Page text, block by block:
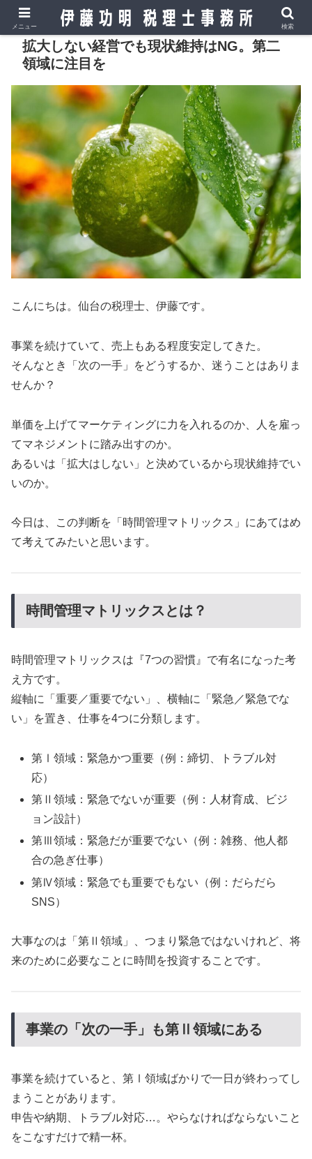
拡大しない経営でも現状維持はNG。第二
領域に注目を
こんにちは。仙台の税理士、伊藤です。
事業を続けていて、売上もある程度安定してきた。
そんなとき「次の一手」をどうするか、迷うことはありま
せんか？
単価を上げてマーケティングに力を入れるのか、人を雇っ
てマネジメントに踏み出すのか。
あるいは「拡大はしない」と決めているから現状維持でい
いのか。
今日は、この判断を「時間管理マトリックス」にあてはめ
て考えてみたいと思います。
時間管理マトリックスとは？
時間管理マトリックスは『7つの習慣』で有名になった考
え方です。
縦軸に「重要／重要でない」、横軸に「緊急／緊急でな
い」を置き、仕事を4つに分類します。
第Ⅰ領域：緊急かつ重要（例：締切、トラブル対
応）
第Ⅱ領域：緊急でないが重要（例：人材育成、ビジ
ョン設計）
第Ⅲ領域：緊急だが重要でない（例：雑務、他人都
合の急ぎ仕事）
第Ⅳ領域：緊急でも重要でもない（例：だらだら
SNS）
大事なのは「第Ⅱ領域」、つまり緊急ではないけれど、将
来のために必要なことに時間を投資することです。
事業の「次の一手」も第Ⅱ領域にある
事業を続けていると、第Ⅰ領域ばかりで一日が終わってし
まうことがあります。
申告や納期、トラブル対応…。やらなければならないこと
をこなすだけで精一杯。
メニュー 検索